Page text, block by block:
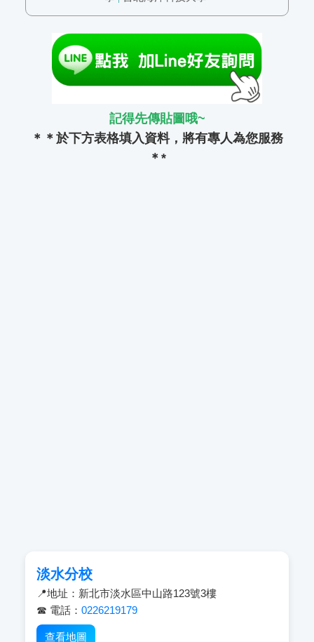
記得先傳貼圖哦~
＊＊於下方表格填入資料，將有專人為您服務
＊*
淡水分校
📍地址：新北市淡水區中山路123號3樓
☎ 電話： 0226219179
查看地圖